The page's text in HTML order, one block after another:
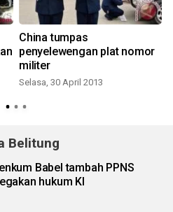
China tumpas
penyelewengan plat nomor
militer
Selasa, 30 April 2013
Belitung
Babel tambah PPNS
hukum KI